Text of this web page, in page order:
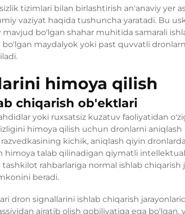
tizimlari bilan birlashtirish an'anaviy yer
vaziyat haqida tushuncha yaratadi. Bu
bo'lgan shahar muhitida samarali
maydalyok yoki past quvvatli
himoya qilish
chiqarish ob'ektlari
yoki ruxsatsiz kuzatuv faoliyatidan
himoya qilish uchun dronlarni aniqlash
kichik, aniqlash qiyin
himoya talab qilinadigan qiymatli
rahbarlariga normal ishlab chiqarish
beradi.
dron signallarini ishlab chiqarish
ajratib olish qobiliyatiga ega bo'lgan,